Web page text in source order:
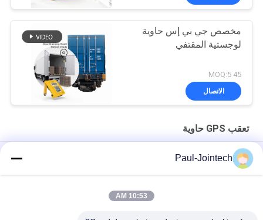
مخصص جي بي إس حاوية
لوجستية المقتفي
45 MOQ:5
الاتصال
تعقب GPS حاوية
للمركبات المبردة
Paul-Jointech
10:53 AM